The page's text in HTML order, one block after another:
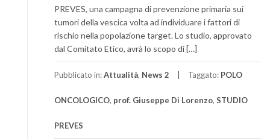
PREVES, una campagna di prevenzione primaria sui
tumori della vescica volta ad individuare i fattori di
rischio nella popolazione target. Lo studio, approvato
dal Comitato Etico, avrà lo scopo di […]
Pubblicato in:Attualità, News 2 Taggato: POLO
ONCOLOGICO, prof. Giuseppe Di Lorenzo, STUDIO
PREVES